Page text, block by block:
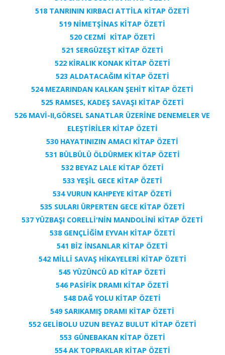
518 TANRININ KIRBACI ATTİLA KİTAP ÖZETİ
519 NİMETŞİNAS KİTAP ÖZETİ
520 CEZMİ KİTAP ÖZETİ
521 SERGÜZEŞT KİTAP ÖZETİ
522 KİRALIK KONAK KİTAP ÖZETİ
523 ALDATACAĞIM KİTAP ÖZETİ
524 MEZARINDAN KALKAN ŞEHİT KİTAP ÖZETİ
525 RAMSES, KADEŞ SAVAŞI KİTAP ÖZETİ
526 MAVİ-II,GÖRSEL SANATLAR ÜZERİNE DENEMELER VE
ELEŞTİRİLER KİTAP ÖZETİ
530 HAYATINIZIN AMACI KİTAP ÖZETİ
531 BÜLBÜLÜ ÖLDÜRMEK KİTAP ÖZETİ
532 BEYAZ LALE KİTAP ÖZETİ
533 YEŞİL GECE KİTAP ÖZETİ
534 VURUN KAHPEYE KİTAP ÖZETİ
535 SULARI ÜRPERTEN GECE KİTAP ÖZETİ
537 YÜZBAŞI CORELLİ'NİN MANDOLİNİ KİTAP ÖZETİ
538 GENÇLİĞİM EYVAH KİTAP ÖZETİ
541 BİZ İNSANLAR KİTAP ÖZETİ
542 MİLLİ SAVAŞ HİKAYELERİ KİTAP ÖZETİ
545 YÜZÜNCÜ AD KİTAP ÖZETİ
546 PASİFİK DRAMI KİTAP ÖZETİ
548 DAĞ YOLU KİTAP ÖZETİ
549 SARIKAMIŞ DRAMI KİTAP ÖZETİ
552 GELİBOLU UZUN BEYAZ BULUT KİTAP ÖZETİ
553 GÜNEBAKAN KİTAP ÖZETİ
554 AK TOPRAKLAR KİTAP ÖZETİ